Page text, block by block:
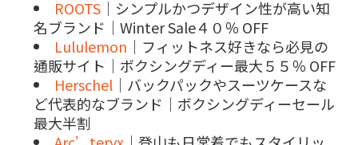
ROOTS ｜シンプルかつデザイン性が高い知
名ブランド｜Winter Sale４０％ OFF
Lululemon ｜フィットネス好きなら必見の
通販サイト｜ボクシングディー最大５５％ OFF
Herschel ｜バックパックやスーツケースな
ど代表的なブランド｜ボクシングディーセール
最大半割